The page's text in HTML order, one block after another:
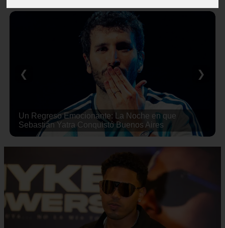
Un Regreso Emocionante: La Noche en que
Sebastián Yatra Conquistó Buenos Aires
❮ ❯